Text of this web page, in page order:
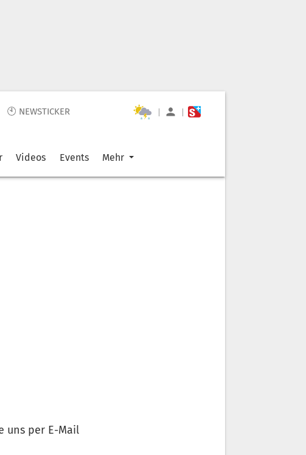
🕙 NEWSTICKER | |
Videos Events Mehr
uns per E-Mail